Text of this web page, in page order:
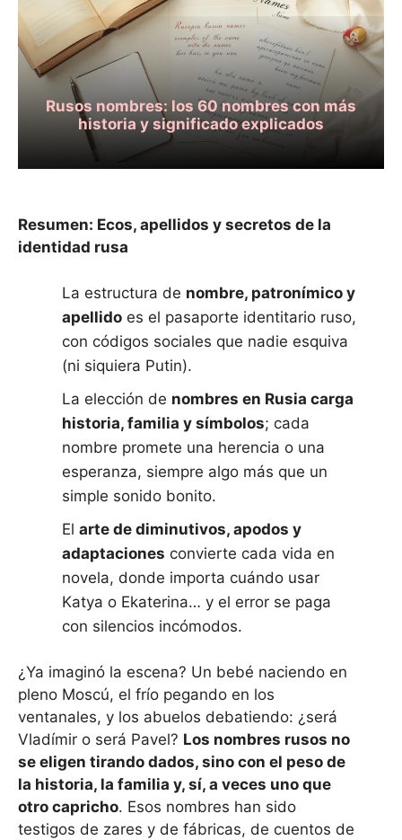
Rusos nombres: los 60 nombres con más
historia y significado explicados
Resumen: Ecos, apellidos y secretos de la
identidad rusa
La estructura de nombre, patronímico y
apellido es el pasaporte identitario ruso,
con códigos sociales que nadie esquiva
(ni siquiera Putin).
La elección de nombres en Rusia carga
historia, familia y símbolos; cada
nombre promete una herencia o una
esperanza, siempre algo más que un
simple sonido bonito.
El arte de diminutivos, apodos y
adaptaciones convierte cada vida en
novela, donde importa cuándo usar
Katya o Ekaterina… y el error se paga
con silencios incómodos.
¿Ya imaginó la escena? Un bebé naciendo en
pleno Moscú, el frío pegando en los
ventanales, y los abuelos debatiendo: ¿será
Vladímir o será Pavel? Los nombres rusos no
se eligen tirando dados, sino con el peso de
la historia, la familia y, sí, a veces uno que
otro capricho. Esos nombres han sido
testigos de zares y de fábricas, de cuentos de